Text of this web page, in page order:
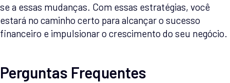
se a essas mudanças. Com essas estratégias, você
estará no caminho certo para alcançar o sucesso
financeiro e impulsionar o crescimento do seu negócio.
Perguntas Frequentes